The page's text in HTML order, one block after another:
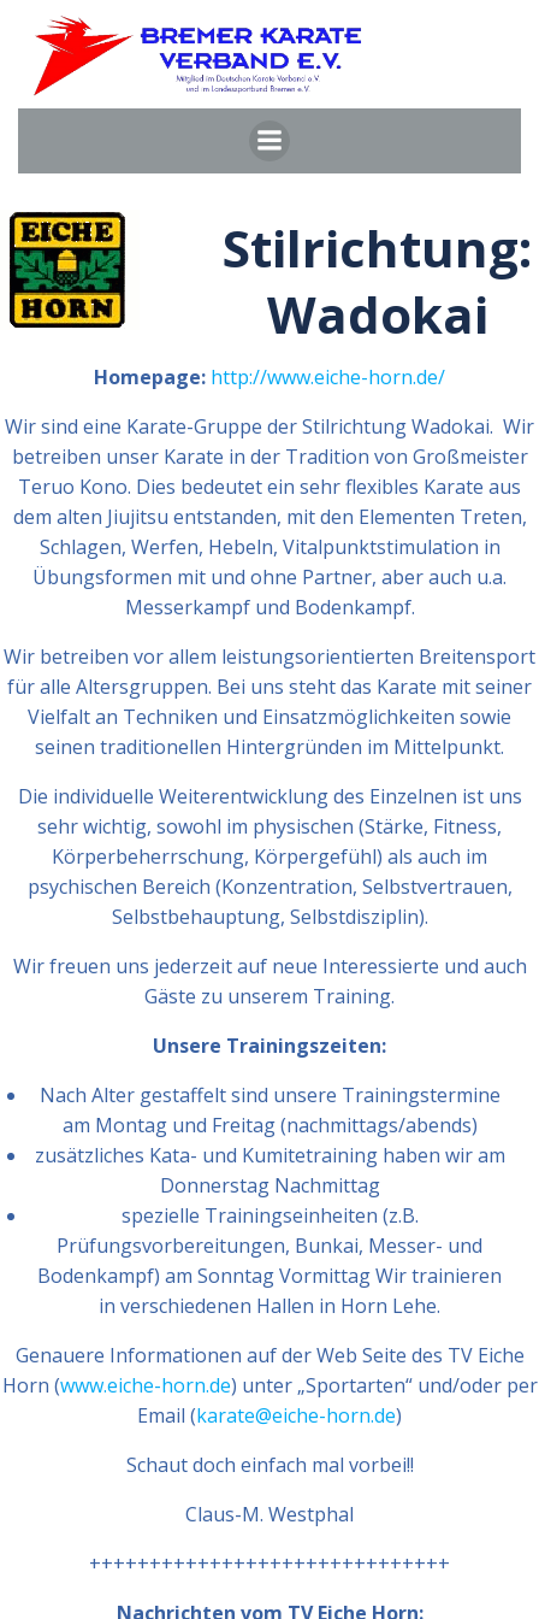
Inhalt
springen
Stilrichtung:
Wadokai
Homepage: http://www.eiche-horn.de/
Wir sind eine Karate-Gruppe der Stilrichtung Wadokai. Wir
betreiben unser Karate in der Tradition von Großmeister
Teruo Kono. Dies bedeutet ein sehr flexibles Karate aus
dem alten Jiujitsu entstanden, mit den Elementen Treten,
Schlagen, Werfen, Hebeln, Vitalpunktstimulation in
Übungsformen mit und ohne Partner, aber auch u.a.
Messerkampf und Bodenkampf.
Wir betreiben vor allem leistungsorientierten Breitensport
für alle Altersgruppen. Bei uns steht das Karate mit seiner
Vielfalt an Techniken und Einsatzmöglichkeiten sowie
seinen traditionellen Hintergründen im Mittelpunkt.
Die individuelle Weiterentwicklung des Einzelnen ist uns
sehr wichtig, sowohl im physischen (Stärke, Fitness,
Körperbeherrschung, Körpergefühl) als auch im
psychischen Bereich (Konzentration, Selbstvertrauen,
Selbstbehauptung, Selbstdisziplin).
Wir freuen uns jederzeit auf neue Interessierte und auch
Gäste zu unserem Training.
Unsere Trainingszeiten:
Nach Alter gestaffelt sind unsere Trainingstermine
am Montag und Freitag (nachmittags/abends)
zusätzliches Kata- und Kumitetraining haben wir am
Donnerstag Nachmittag
spezielle Trainingseinheiten (z.B.
Prüfungsvorbereitungen, Bunkai, Messer- und
Bodenkampf) am Sonntag Vormittag Wir trainieren
in verschiedenen Hallen in Horn Lehe.
Genauere Informationen auf der Web Seite des TV Eiche
Horn (www.eiche-horn.de) unter „Sportarten“ und/oder per
Email (karate@eiche-horn.de)
Schaut doch einfach mal vorbei!!
Claus-M. Westphal
++++++++++++++++++++++++++++++
Nachrichten vom TV Eiche Horn: